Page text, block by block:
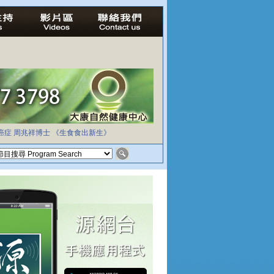
症 周兆祥博士 《生食食出新生》